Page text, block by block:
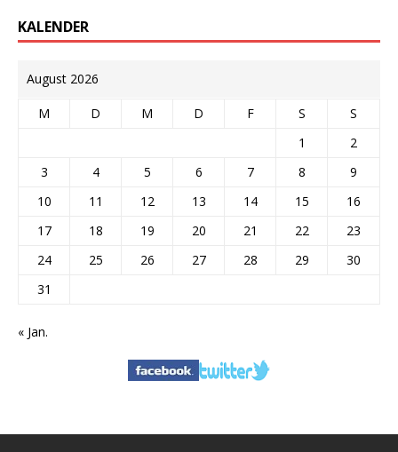
KALENDER
August 2026
M D M D F S
S
1
2
3
4 5 6 7 8
9
10
11 12 13 14 15
16
17
18 19 20 21 22
23
24
25 26 27 28 29
30
31
« Jan.